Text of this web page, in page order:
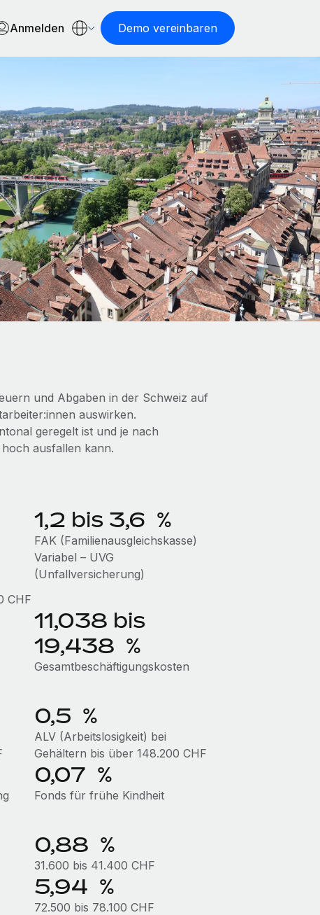
Anmelden Demo vereinbaren
und Abgaben in der Schweiz auf
auswirken.
geregelt ist und je nach
ausfallen kann.
1,2 bis 3,6 %
FAK (Familienausgleichskasse)
CHF
Variabel – UVG
(Unfallversicherung)
11,038 bis
19,438 %
Gesamtbeschäftigungskosten
0,5 %
ALV (Arbeitslosigkeit) bei
Gehältern bis über 148.200 CHF
0,07 %
Fonds für frühe Kindheit
0,88 %
31.600 bis 41.400 CHF
5,94 %
72.500 bis 78.100 CHF